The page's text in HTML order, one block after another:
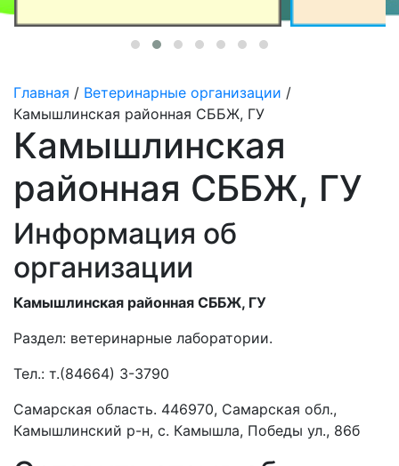
Главная / Ветеринарные организации /
Камышлинская районная СББЖ, ГУ
Камышлинская
районная СББЖ, ГУ
Информация об
организации
Камышлинская районная СББЖ, ГУ
Раздел: ветеринарные лаборатории.
Тел.: т.(84664) 3-3790
Самарская область. 446970, Самарская обл.,
Камышлинский р-н, с. Камышла, Победы ул., 86б